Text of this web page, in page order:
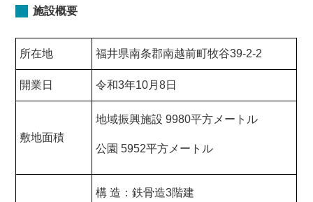
施設概要
所在地 福井県南条郡南越前町牧谷39-2-2
開業日 令和3年10月8日
敷地面積
地域振興施設 9980平方メートル
公園 5952平方メートル
構 造：鉄骨造3階建